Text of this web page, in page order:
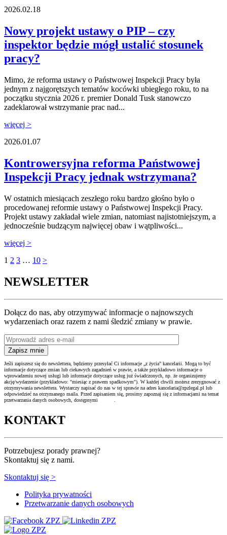
2026.02.18
Nowy projekt ustawy o PIP – czy
inspektor będzie mógł ustalić stosunek
pracy?
Mimo, że reforma ustawy o Państwowej Inspekcji Pracy była
jednym z najgorętszych tematów kocówki ubiegłego roku, to na
początku stycznia 2026 r. premier Donald Tusk stanowczo
zadeklarował wstrzymanie prac nad...
więcej >
2026.01.07
Kontrowersyjna reforma Państwowej
Inspekcji Pracy jednak wstrzymana?
W ostatnich miesiącach zeszłego roku bardzo głośno było o
procedowanej reformie ustawy o Państwowej Inspekcji Pracy.
Projekt ustawy zakładał wiele zmian, natomiast najistotniejszym, a
jednocześnie budzącym najwięcej obaw i wątpliwości...
więcej >
1 2 3 … 10 >
NEWSLETTER
Dołącz do nas, aby otrzymywać informacje o najnowszych
wydarzeniach oraz razem z nami śledzić zmiany w prawie.
Jeśli zapiszesz się do newslettera, będziemy przesyłać Ci informacje „z życia” kancelarii. Mogą to być
informacje dotyczące zmian lub ciekawych zagadnień w prawie, a także przykładowo informacje o
wprowadzeniu nowej usługi lub informacje dotyczące usług już świadczonych, np. że organizujemy
akcję/wydarzenie (przykładowo: "miesiąc z prawem spadkowym"). W każdej chwili możesz zrezygnować z
otrzymywania newslettera. Wystarczy napisać do nas w tej sprawie na adres kancelaria@zpzlegal.pl lub
odpowiedzieć na otrzymanego maila. Przed zapisaniem się, prosimy zapoznaj się z informacjami na temat
przetwarzania danych osobowych, dostępnymi
KONTAKT
Potrzebujesz porady prawnej?
Skontaktuj się z nami.
Skontaktuj się >
Polityka prywatności
Przetwarzanie danych osobowych